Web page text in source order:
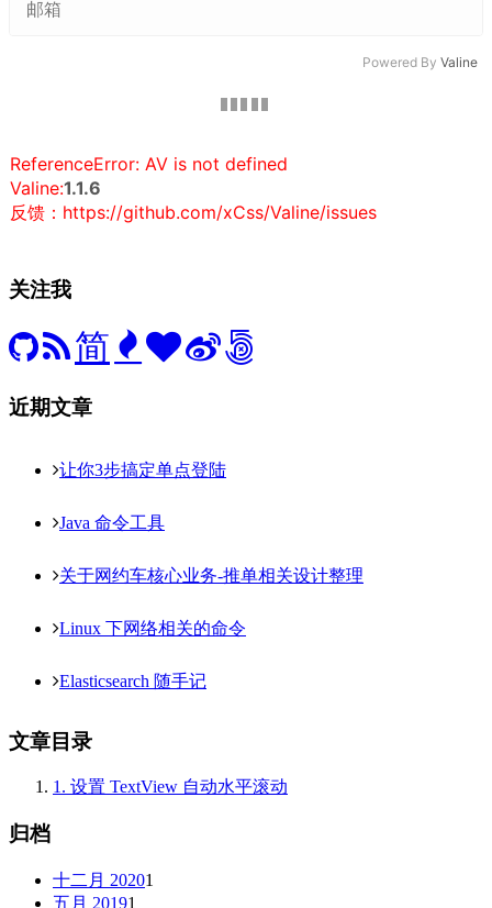
Powered By Valine
ReferenceError: AV is not defined
Valine:1.1.6
反馈：https://github.com/xCss/Valine/issues
关注我
简
近期文章
让你3步搞定单点登陆
Java 命令工具
关于网约车核心业务-推单相关设计整理
Linux 下网络相关的命令
Elasticsearch 随手记
文章目录
1. 设置 TextView 自动水平滚动
归档
十二月 20201
五月 20191